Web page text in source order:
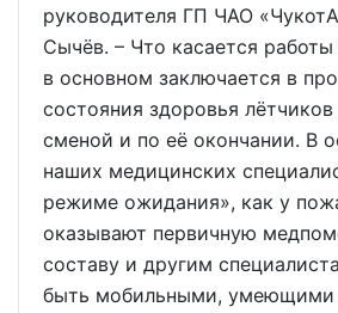
руководителя ГП ЧАО
Сычёв. – Что касается
в основном заключается в
состояния здоровья
сменой и по её окончании. В
наших медицинских
режиме ожидания», как у
оказывают первичную
составу и другим
быть мобильными, умеющими